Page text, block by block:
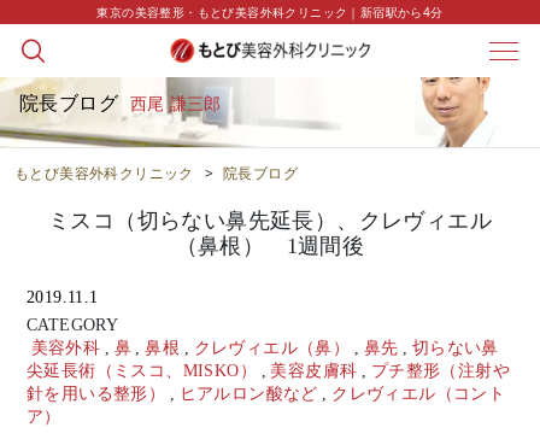
東京の美容整形・もとび美容外科クリニック｜新宿駅から4分
院長ブログ 西尾 謙三郎
もとび美容外科クリニック > 院長ブログ
ミスコ（切らない鼻先延長）、クレヴィエル
（鼻根） 1週間後
2019.11.1
CATEGORY
美容外科
鼻 鼻根 クレヴィエル（鼻） 鼻先
切らない鼻
尖延長術（ミスコ、MISKO）
美容皮膚科
プチ整形（注射や
針を用いる整形）
ヒアルロン酸など
クレヴィエル（コント
ア）